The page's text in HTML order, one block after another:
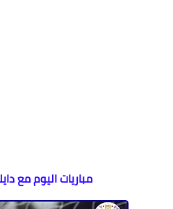
مباريات اليوم مع